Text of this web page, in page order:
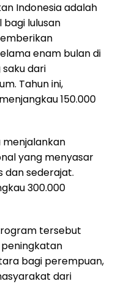
Indonesia adalah
bagi lulusan
enam bulan di
dari
Tahun ini,
150.000
menjalankan
yang menyasar
dan sederajat.
300.000
tersebut
bagi perempuan,
dari